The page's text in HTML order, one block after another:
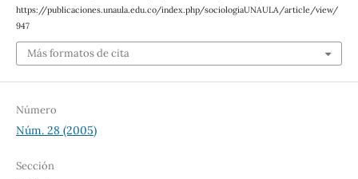
https://publicaciones.unaula.edu.co/index.php/sociologiaUNAULA/article/view/
947
Más formatos de cita
Número
Núm. 28 (2005)
Sección